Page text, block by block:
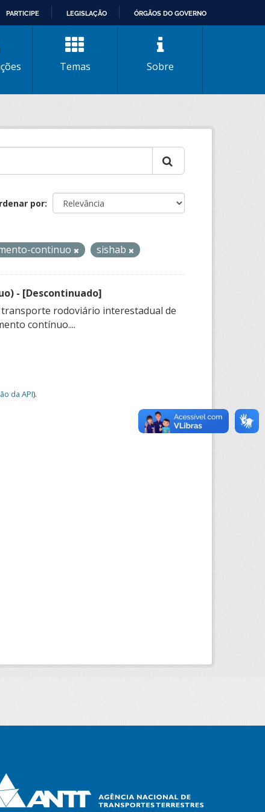
PARTICIPE LEGISLAÇÃO ÓRGÃOS DO GOVERNO
Temas Sobre
por
continuo sishab
- [Descontinuado]
transporte rodoviário interestadual de
contínuo....
da API).